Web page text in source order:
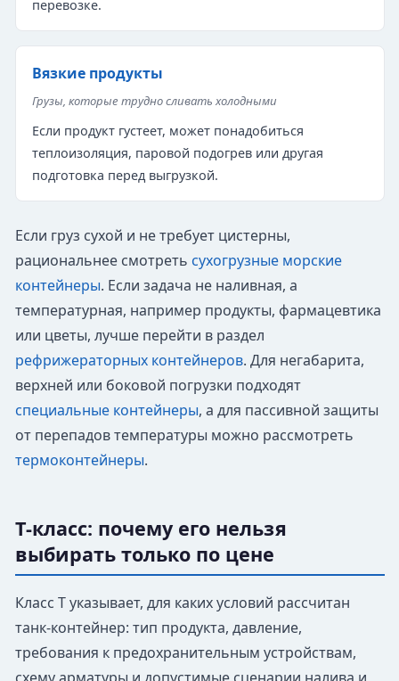
перевозке.
Вязкие продукты
Грузы, которые трудно сливать холодными
Если продукт густеет, может понадобиться
теплоизоляция, паровой подогрев или другая
подготовка перед выгрузкой.
Если груз сухой и не требует цистерны,
рациональнее смотреть сухогрузные морские
контейнеры. Если задача не наливная, а
температурная, например продукты, фармацевтика
или цветы, лучше перейти в раздел
рефрижераторных контейнеров. Для негабарита,
верхней или боковой погрузки подходят
специальные контейнеры, а для пассивной защиты
от перепадов температуры можно рассмотреть
термоконтейнеры.
T-класс: почему его нельзя
выбирать только по цене
Класс T указывает, для каких условий рассчитан
танк-контейнер: тип продукта, давление,
требования к предохранительным устройствам,